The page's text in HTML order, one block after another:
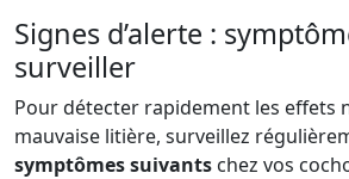
Signes d’alerte :
surveiller
Pour détecter rapidement les effets
mauvaise litière, surveillez
symptômes suivants chez vos